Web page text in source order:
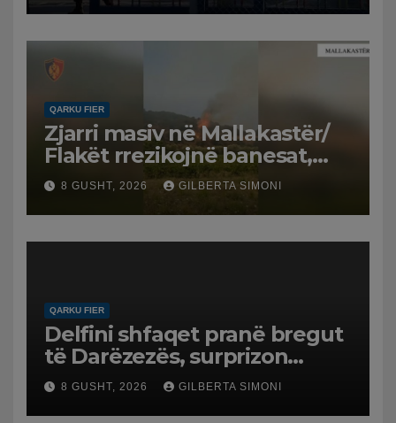
QARKU FIER
Zjarri masiv në Mallakastër/
Flakët rrezikojnë banesat,
Policia evakuon disa familje
në Koilac
8 GUSHT, 2026 GILBERTA SIMONI
QARKU FIER
Delfini shfaqet pranë bregut
të Darëzezës, surprizon
pushuesit dhe banorët
8 GUSHT, 2026 GILBERTA SIMONI